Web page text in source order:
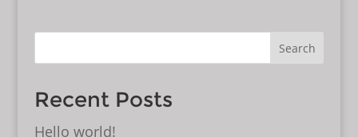
Search
Recent Posts
Hello world!